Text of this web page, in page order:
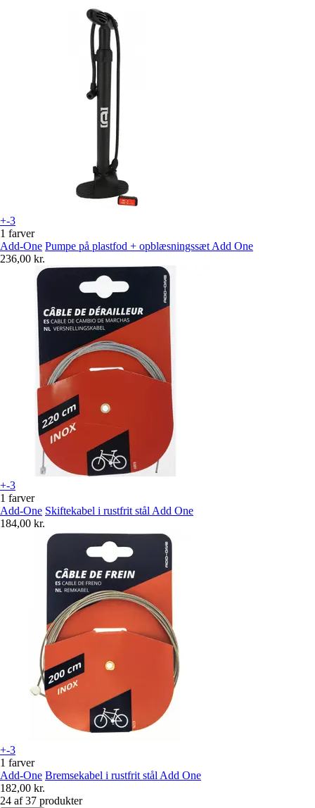
+-3
1 farver
Add-One Pumpe på plastfod + opblæsningssæt Add One
236,00 kr.
+-3
1 farver
Add-One Skiftekabel i rustfrit stål Add One
184,00 kr.
+-3
1 farver
Add-One Bremsekabel i rustfrit stål Add One
182,00 kr.
24 af 37 produkter